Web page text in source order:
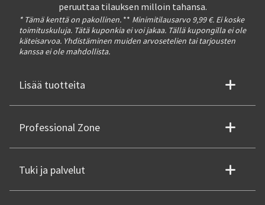
peruuttaa tilauksen milloin tahansa.
* Tämä kenttä on pakollinen. ** Minimitilausarvo 9,99 €. Ei koske
toimituskuluja. Tätä kuponkia ei voi jakaa. Tällä kupongilla ei ole
käteisarvoa. Yhdistäminen muiden arvosetelien tai tarjousten
kanssa ei ole mahdollista.
Lisää tuotteita
Professional Zone
Tuki ja palvelut